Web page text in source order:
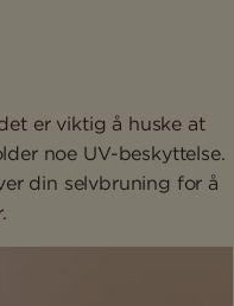
er viktig å huske at
noe UV-beskyttelse.
din selvbruning for å